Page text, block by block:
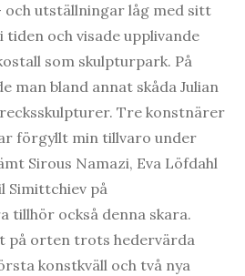
och utställningar låg med sitt
och visade upplivande
som skulpturpark. På
man bland annat skåda Julian
Tre konstnärer
förgyllt min tillvaro under
Sirous Namazi, Eva Löfdahl
Simittchiev på
tillhör också denna skara.
på orten trots hedervärda
konstkväll och två nya